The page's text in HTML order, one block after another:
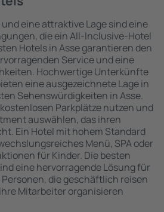
eine attraktive Lage sind eine
die ein All-Inclusive-Hotel
Hotels in Asse garantieren den
Service und eine
Hochwertige Unterkünfte
eine ausgezeichnete Lage in
Sehenswürdigkeiten in Asse.
Parkplätze nutzen und
auswählen, das ihren
Ein Hotel mit hohem Standard
Menü, SPA oder
für Kinder. Die besten
eine hervorragende Lösung für
Personen, die geschäftlich reisen
Mitarbeiter organisieren